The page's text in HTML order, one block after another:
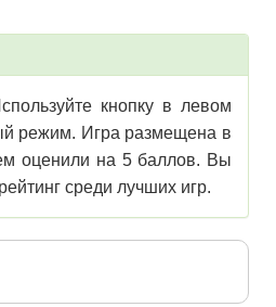
кнопку в левом
режим. Игра размещена в
оценили на 5 баллов. Вы
среди лучших игр.